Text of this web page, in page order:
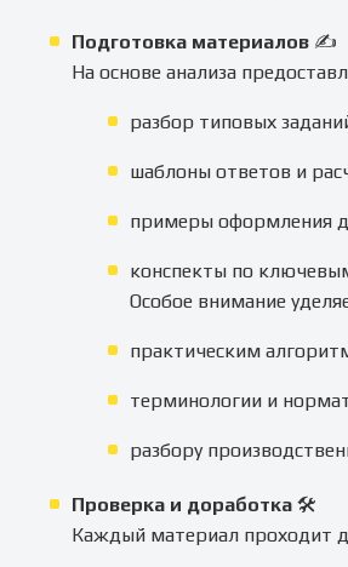
Подготовка материалов ✍️
На основе анализа
разбор типовых
шаблоны ответов и
примеры оформления
конспекты по
Особое внимание
практическим
терминологии и
разбору
Проверка и доработка 🛠
Каждый материал проходит